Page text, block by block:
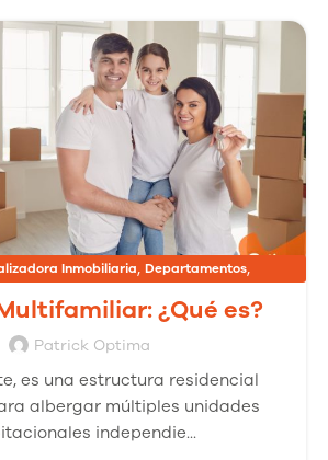
Inmobiliaria, Departamentos,
, Proyectos Inmobiliarios
¿Qué es?
Patrick Optima
es una estructura residencial
albergar múltiples unidades
independie...